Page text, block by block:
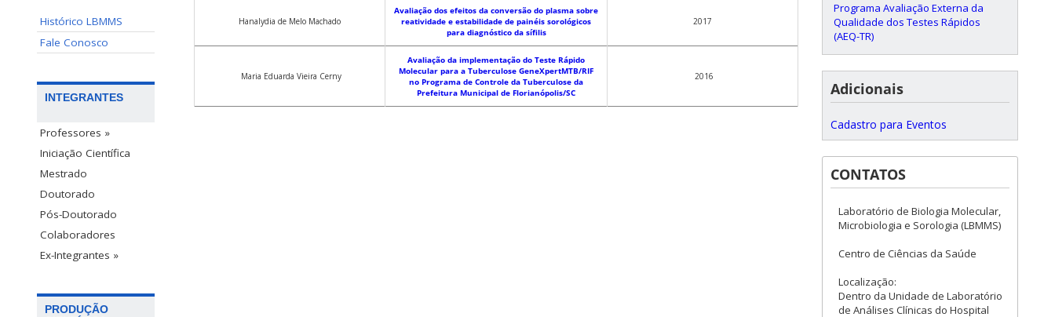
Histórico LBMMS
Fale Conosco
INTEGRANTES
Professores »
Iniciação Científica
Mestrado
Doutorado
Pós-Doutorado
Colaboradores
Ex-Integrantes »
PRODUÇÃO
Hanalydia de Melo Machado
Avaliação dos efeitos da conversão do plasma sobre
reatividade e estabilidade de painéis sorológicos
para diagnóstico da sífilis
2017
Maria Eduarda Vieira Cerny
Avaliação da implementação do Teste Rápido
Molecular para a Tuberculose GeneXpertMTB/RIF
no Programa de Controle da Tuberculose da
Prefeitura Municipal de Florianópolis/SC
2016
Programa Avaliação Externa da
Qualidade dos Testes Rápidos
(AEQ-TR)
Adicionais
Cadastro para Eventos
CONTATOS
Laboratório de Biologia Molecular,
Microbiologia e Sorologia (LBMMS)
Centro de Ciências da Saúde
Localização:
Dentro da Unidade de Laboratório
de Análises Clínicas do Hospital